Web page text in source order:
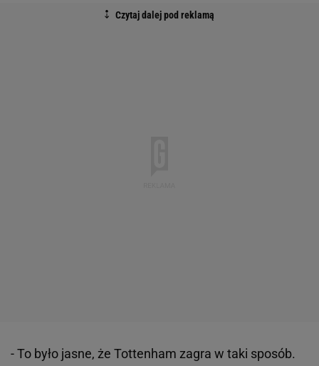
- To było jasne, że Tottenham zagra w taki sposób.